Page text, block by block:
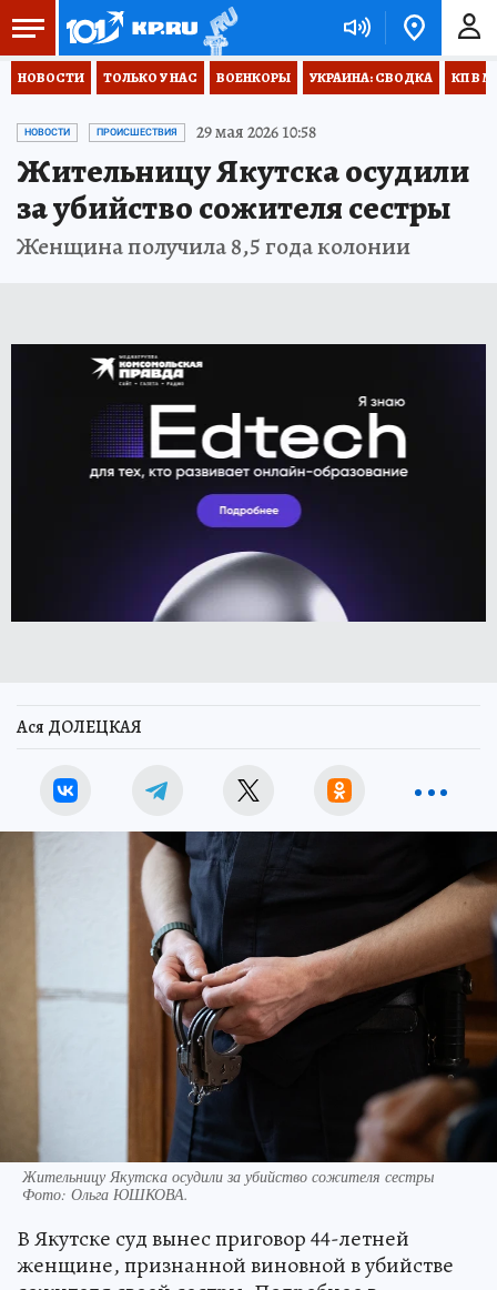
НОВОСТИ ТОЛЬКО У НАС ВОЕНКОРЫ УКРАИНА: СВОДКА КП В
НОВОСТИ ПРОИСШЕСТВИЯ 29 мая 2026 10:58
Жительницу Якутска осудили
за убийство сожителя сестры
Женщина получила 8,5 года колонии
Ася ДОЛЕЦКАЯ
Жительницу Якутска осудили за убийство сожителя сестры
Фото: Ольга ЮШКОВА.
В Якутске суд вынес приговор 44-летней
женщине, признанной виновной в убийстве